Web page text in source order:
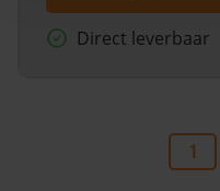
Direct leverbaar
1